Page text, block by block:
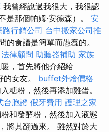
我曾經說過我很大，我很認
是那個帕姆·安德森）。 安
路行銷公司 台中搬家公司推
的食譜是簡單而愚蠢的。
法律顧問 助聽器補助 家族
，首先將他介紹給
女友。 buffet外燴價格
糖粉，然後再添加雞蛋。
台胞證 假牙費用 護理之家
和發酵粉，然後加入液態
將其翻過來。 雖然對於大